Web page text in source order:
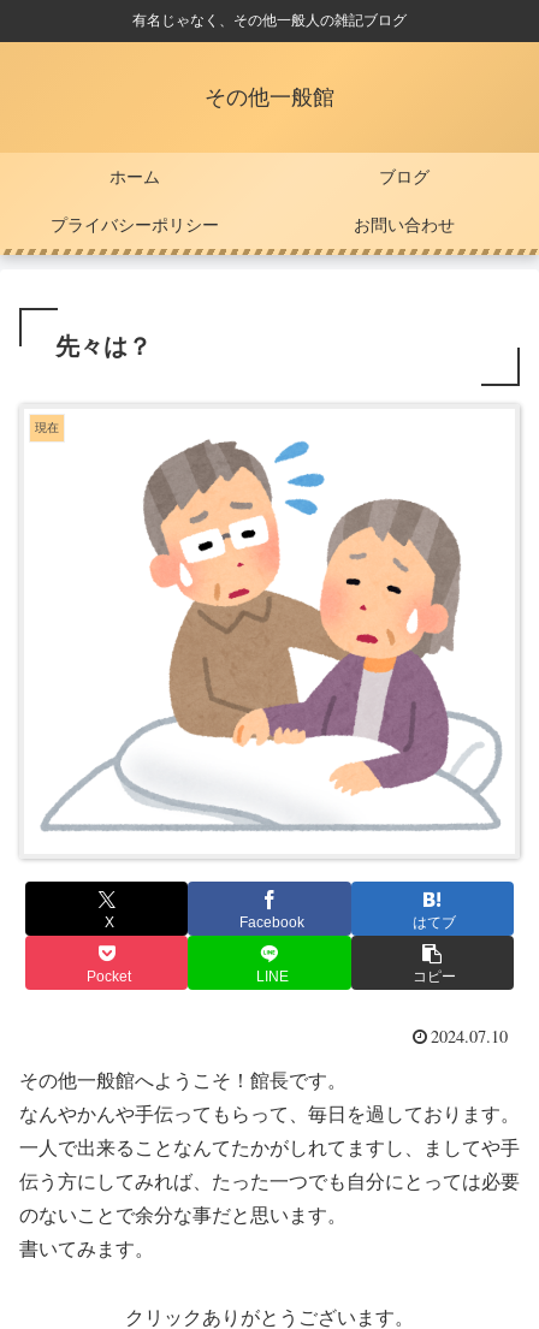
有名じゃなく、その他一般人の雑記ブログ
その他一般館
ホーム ブログ
プライバシーポリシー お問い合わせ
先々は？
現在
X Facebook はてブ
Pocket LINE コピー
2024.07.10
その他一般館へようこそ！館長です。
なんやかんや手伝ってもらって、毎日を過しております。
一人で出来ることなんてたかがしれてますし、ましてや手
伝う方にしてみれば、たった一つでも自分にとっては必要
のないことで余分な事だと思います。
書いてみます。
クリックありがとうございます。